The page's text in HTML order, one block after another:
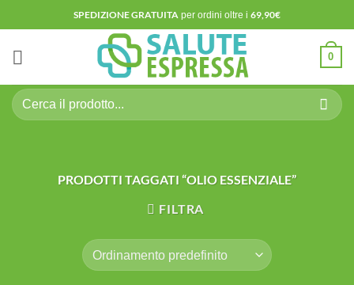
ai
contenuti
SPEDIZIONE GRATUITA per ordini oltre i 69,90€
0
Cerca:
PRODOTTI TAGGATI “OLIO ESSENZIALE”
FILTRA